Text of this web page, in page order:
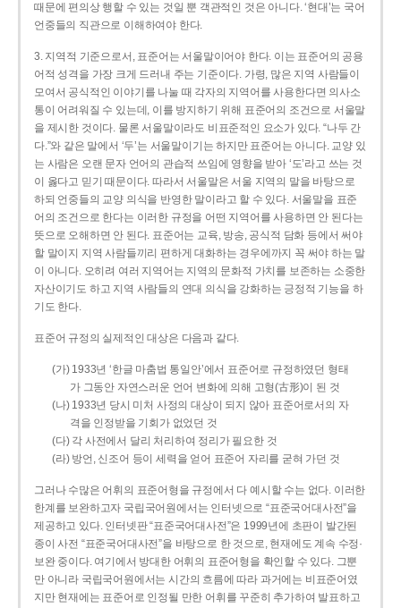
때문에 편의상 행할 수 있는 것일 뿐 객관적인 것은 아니다. ‘현대’는 국어
언중들의 직관으로 이해하여야 한다.
3. 지역적 기준으로서, 표준어는 서울말이어야 한다. 이는 표준어의 공용
어적 성격을 가장 크게 드러내 주는 기준이다. 가령, 많은 지역 사람들이
모여서 공식적인 이야기를 나눌 때 각자의 지역어를 사용한다면 의사소
통이 어려워질 수 있는데, 이를 방지하기 위해 표준어의 조건으로 서울말
을 제시한 것이다. 물론 서울말이라도 비표준적인 요소가 있다. “나두 간
다.”와 같은 말에서 ‘두’는 서울말이기는 하지만 표준어는 아니다. 교양 있
는 사람은 오랜 문자 언어의 관습적 쓰임에 영향을 받아 ‘도’라고 쓰는 것
이 옳다고 믿기 때문이다. 따라서 서울말은 서울 지역의 말을 바탕으로
하되 언중들의 교양 의식을 반영한 말이라고 할 수 있다. 서울말을 표준
어의 조건으로 한다는 이러한 규정을 어떤 지역어를 사용하면 안 된다는
뜻으로 오해하면 안 된다. 표준어는 교육, 방송, 공식적 담화 등에서 써야
할 말이지 지역 사람들끼리 편하게 대화하는 경우에까지 꼭 써야 하는 말
이 아니다. 오히려 여러 지역어는 지역의 문화적 가치를 보존하는 소중한
자산이기도 하고 지역 사람들의 연대 의식을 강화하는 긍정적 기능을 하
기도 한다.
표준어 규정의 실제적인 대상은 다음과 같다.
(가) 1933년 ‘한글 마춤법 통일안’에서 표준어로 규정하였던 형태
가 그동안 자연스러운 언어 변화에 의해 고형(古形)이 된 것
(나) 1933년 당시 미처 사정의 대상이 되지 않아 표준어로서의 자
격을 인정받을 기회가 없었던 것
(다) 각 사전에서 달리 처리하여 정리가 필요한 것
(라) 방언, 신조어 등이 세력을 얻어 표준어 자리를 굳혀 가던 것
그러나 수많은 어휘의 표준어형을 규정에서 다 예시할 수는 없다. 이러한
한계를 보완하고자 국립국어원에서는 인터넷으로 “표준국어대사전”을
제공하고 있다. 인터넷판 “표준국어대사전”은 1999년에 초판이 발간된
종이 사전 “표준국어대사전”을 바탕으로 한 것으로, 현재에도 계속 수정·
보완 중이다. 여기에서 방대한 어휘의 표준어형을 확인할 수 있다. 그뿐
만 아니라 국립국어원에서는 시간의 흐름에 따라 과거에는 비표준어였
지만 현재에는 표준어로 인정될 만한 어휘를 꾸준히 추가하여 발표하고